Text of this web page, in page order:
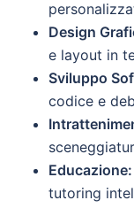
Design
e layout in
Sviluppo
codice e
Educazione:
tutoring